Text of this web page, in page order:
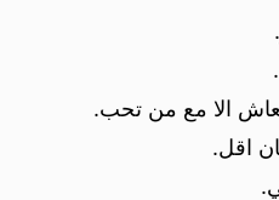
تعاش الا مع من تحب.
اقل.